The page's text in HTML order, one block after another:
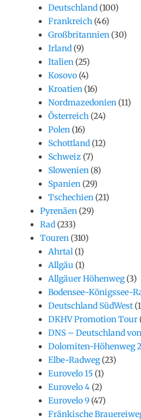
Deutschland (100)
Frankreich (46)
Großbritannien (30)
Irland (9)
Italien (25)
Kosovo (4)
Kroatien (16)
Nordmazedonien (11)
Österreich (24)
Polen (16)
Schottland (12)
Schweiz (7)
Slowenien (8)
Spanien (29)
Tschechien (21)
Pyrenäen (29)
Rad (233)
Touren (310)
Ahrtal (1)
Allgäu (1)
Allgäuer Höhenweg(3)
Bodensee-Königssee-
Deutschland SüdWest
DKHV Promotion Tour
DNS – Deutschland
Dolomiten-Höhenweg 2
Elbe-Radweg(23)
Eurovelo 15 (1)
Eurovelo 4 (2)
Eurovelo 9 (47)
Fränkische